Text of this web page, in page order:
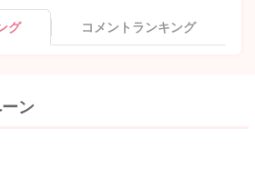
グ コメントランキング
ン